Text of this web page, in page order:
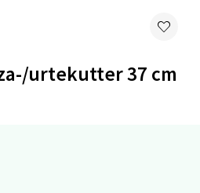
urtekutter 37 cm